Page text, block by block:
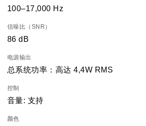
100–17,000 Hz
信噪比（SNR）
86 dB
电源输出
总系统功率：高达 4,4W RMS
控制
音量: 支持
颜色